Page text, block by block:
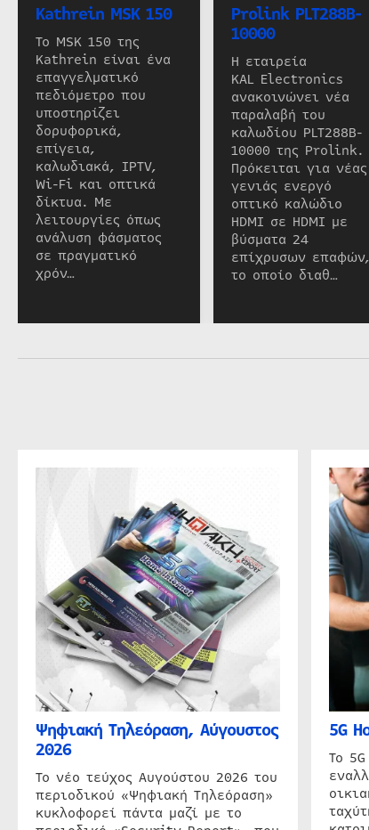
Kathrein MSK 150
Το MSK 150 της
Kathrein είναι ένα
επαγγελματικό
πεδιόμετρο που
υποστηρίζει
δορυφορικά,
επίγεια,
καλωδιακά, IPTV,
Wi-Fi και οπτικά
δίκτυα. Με
λειτουργίες όπως
ανάλυση φάσματος
σε πραγματικό
χρόν…
Prolink PLT288B-
10000
Η εταιρεία
KAL Electronics
ανακοινώνει νέα
παραλαβή του
καλωδίου PLT288B-
10000 της Prolink.
Πρόκειται για νέας
γενιάς ενεργό
οπτικό καλώδιο
HDMI σε HDMI με
βύσματα 24
επίχρυσων επαφών,
το οποίο διαθ…
Ψηφιακή Τηλεόραση, Αύγουστος
2026
Το νέο τεύχος Αυγούστου 2026 του
περιοδικού «Ψηφιακή Τηλεόραση»
κυκλοφορεί πάντα μαζί με το
5G
Το